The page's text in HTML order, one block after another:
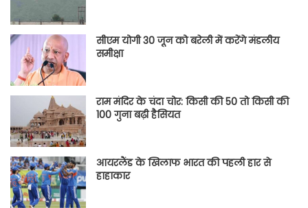
सीएम योगी 30 जून को बरेली में करेंगे मंडलीय
समीक्षा
राम मंदिर के चंदा चोर: किसी की 50 तो किसी की
100 गुना बढ़ी हैसियत
आयरलैंड के खिलाफ भारत की पहली हार से
हाहाकार